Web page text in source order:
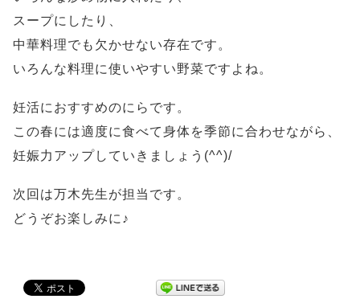
スープにしたり、
中華料理でも欠かせない存在です。
いろんな料理に使いやすい野菜ですよね。
妊活におすすめのにらです。
この春には適度に食べて身体を季節に合わせながら、
妊娠力アップしていきましょう(^^)/
次回は万木先生が担当です。
どうぞお楽しみに♪